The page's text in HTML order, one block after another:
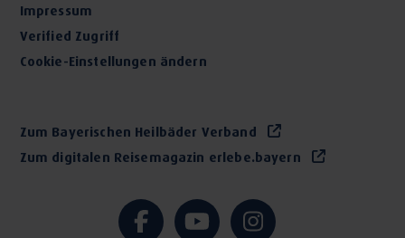
Impressum
Verified Zugriff
Cookie-Einstellungen ändern
Zum Bayerischen Heilbäder Verband
Zum digitalen Reisemagazin erlebe.bayern